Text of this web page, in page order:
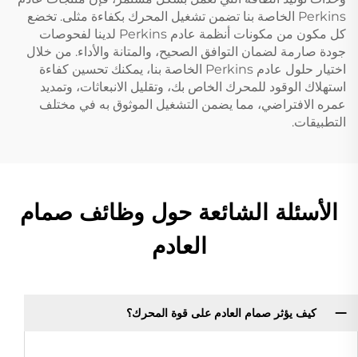
Perkins الخاصة بنا تضمن تشغيل المحرك بكفاءة مثلى. تخضع
كل مكون من مكونات أنظمة عادم Perkins لدينا لفحوصات
جودة صارمة لضمان التوافق الصحيح، والمتانة والأداء. من خلال
اختيار حلول عادم Perkins الخاصة بنا، يمكنك تحسين كفاءة
استهلاك الوقود للمحرك الخاص بك، وتقليل الانبعاثات، وتمديد
عمره الافتراضي، مما يضمن التشغيل الموثوق به في مختلف
التطبيقات.
الأسئلة الشائعة حول وظائف صمام
العادم
كيف يؤثر صمام العادم على قوة المحرك؟